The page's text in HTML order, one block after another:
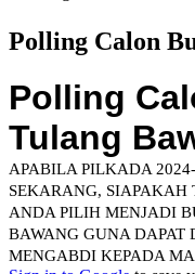
Polling Calon